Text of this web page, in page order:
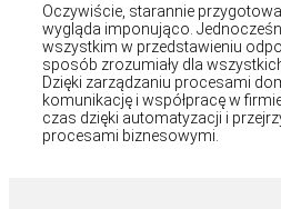
Oczywiście, starannie
wygląda imponująco.
wszystkim w przedstawieniu
sposób zrozumiały dla
Dzięki zarządzaniu procesami
komunikację i współpracę w
czas dzięki automatyzacji i
procesami biznesowymi.